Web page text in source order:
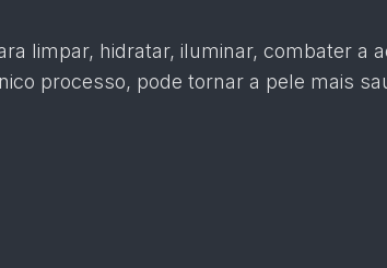
limpar, hidratar, iluminar, combater a
processo, pode tornar a pele mais